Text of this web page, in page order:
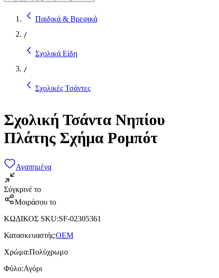
Παιδικά & Βρεφικά
/
Σχολικά Είδη
/
Σχολικές Τσάντες
Σχολική Τσάντα Νηπίου
Πλάτης Σχήμα Ρομπότ
Αγαπημένα
Σύγκρινέ το
Μοιράσου το
ΚΩΔΙΚΟΣ SKU:SF-02305361
Κατασκευαστής:OEM
Χρώμα:Πολύχρωμο
Φύλο:Αγόρι